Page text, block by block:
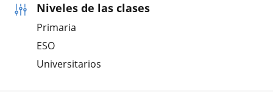
Niveles de las clases
Primaria
ESO
Universitarios